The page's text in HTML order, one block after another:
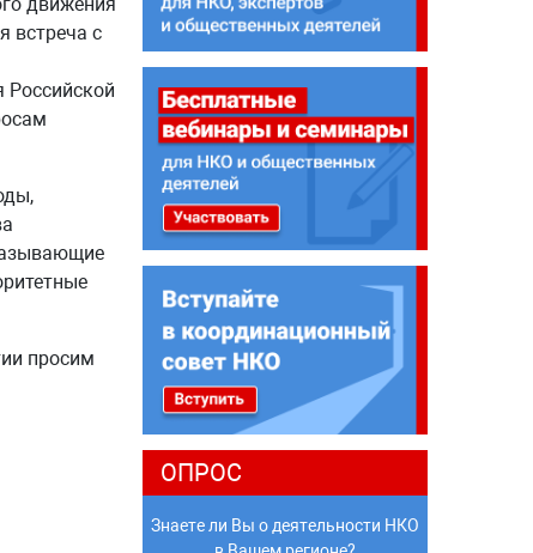
встреча с
Российской
просим
ОПРОС
Знаете ли Вы о деятельности НКО